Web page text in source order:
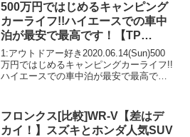
500万円ではじめるキャンピング
カーライフ!!ハイエースでの車中
泊が最安で最高です！【TP
OUTDOOR DESIGN CAMPING
HIACE】
1:アウトドアー好き2020.06.14(Sun)500
万円ではじめるキャンピングカーライフ!!
ハイエースでの車中泊が最安で最高で
いぞ、見逃さないで！！...
フロンクス[比較]WR-V【差はデ
カイ！】スズキとホンダ人気SUV